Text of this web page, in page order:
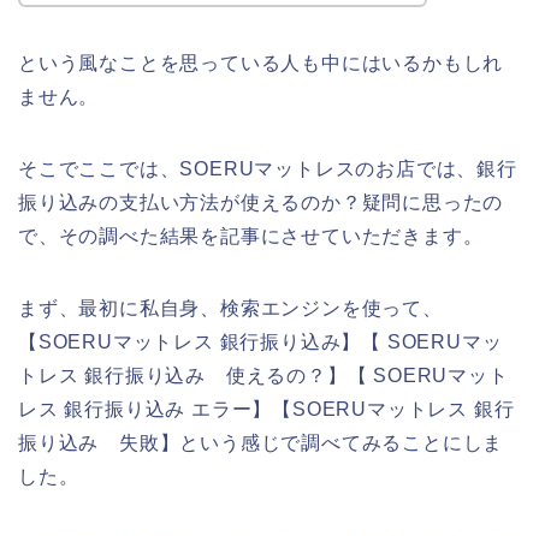
という風なことを思っている人も中にはいるかもしれ
ません。
そこでここでは、SOERUマットレスのお店では、銀行
振り込みの支払い方法が使えるのか？疑問に思ったの
で、その調べた結果を記事にさせていただきます。
まず、最初に私自身、検索エンジンを使って、
【SOERUマットレス 銀行振り込み】【 SOERUマッ
トレス 銀行振り込み 使えるの？】【 SOERUマット
レス 銀行振り込み エラー】【SOERUマットレス 銀行
振り込み 失敗】という感じで調べてみることにしま
した。